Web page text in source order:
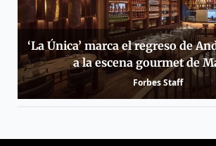
‘La Única’ marca el regreso de
a la escena gourmet de
Forbes Staff